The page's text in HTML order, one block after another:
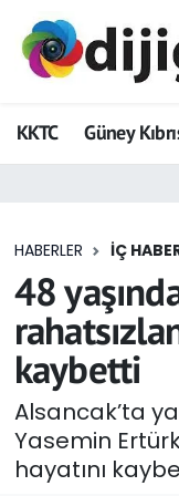
KKTC Güney
HABERLER İÇ
48
kaybetti
Alsancak’ta
Yasemin
hayatını
Dijigazete
Eğitim
Ekonomi
Foto Galeri
GEZİ
Güncel
Hava
Trafik
Tüm
Son
Haber Arşivi